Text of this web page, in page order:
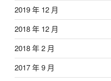
2019 年 12 月
2018 年 12 月
2018 年 2 月
2017 年 9 月